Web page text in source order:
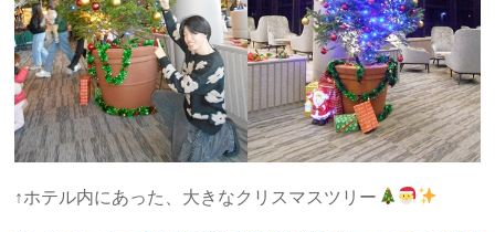
↑ホテル内にあった、大きなクリスマスツリー